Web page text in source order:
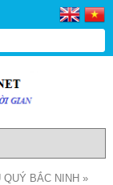
QUÝ BẮC NINH »